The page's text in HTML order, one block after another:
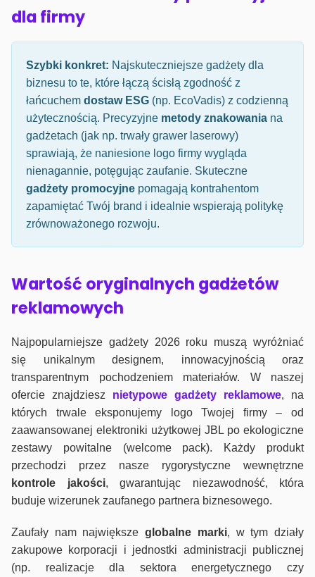
dla firmy
Szybki konkret: Najskuteczniejsze gadżety dla
biznesu to te, które łączą ścisłą zgodność z
łańcuchem dostaw ESG (np. EcoVadis) z codzienną
użytecznością. Precyzyjne metody znakowania na
gadżetach (jak np. trwały grawer laserowy)
sprawiają, że naniesione logo firmy wygląda
nienagannie, potęgując zaufanie. Skuteczne
gadżety promocyjne pomagają kontrahentom
zapamiętać Twój brand i idealnie wspierają politykę
zrównoważonego rozwoju.
Wartość oryginalnych gadżetów
reklamowych
Najpopularniejsze gadżety 2026 roku muszą wyróżniać
się unikalnym designem, innowacyjnością oraz
transparentnym pochodzeniem materiałów. W naszej
ofercie znajdziesz nietypowe gadżety reklamowe, na
których trwale eksponujemy logo Twojej firmy – od
zaawansowanej elektroniki użytkowej JBL po ekologiczne
zestawy powitalne (welcome pack). Każdy produkt
przechodzi przez nasze rygorystyczne wewnętrzne
kontrole jakości, gwarantując niezawodność, która
buduje wizerunek zaufanego partnera biznesowego.
Zaufały nam największeglobalne marki, w tym działy
zakupowe korporacji i jednostki administracji publicznej
(np. realizacje dla sektora energetycznego czy